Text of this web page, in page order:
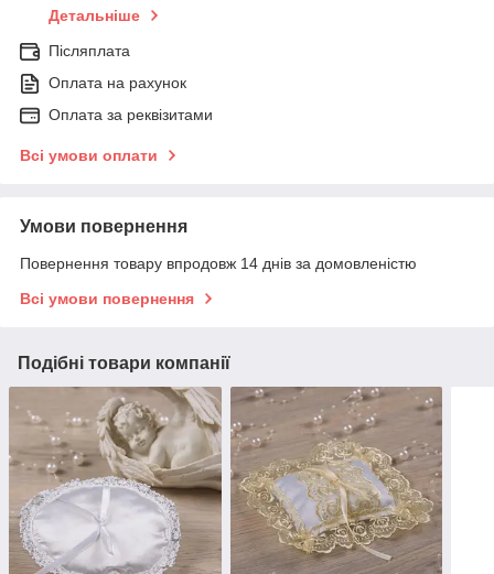
Детальніше
Післяплата
Оплата на рахунок
Оплата за реквізитами
Всі умови оплати
Умови повернення
Повернення товару впродовж 14 днів за домовленістю
Всі умови повернення
Подібні товари компанії